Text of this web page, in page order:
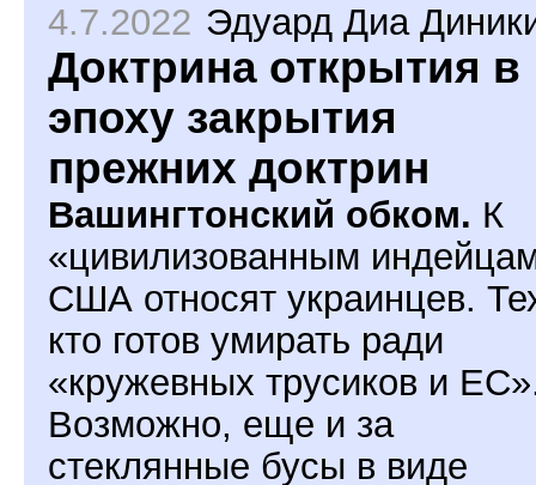
4.7.2022 Эдуард Диа
Доктрина открытия в
эпоху закрытия
прежних доктрин
Вашингтонский обком. К
«цивилизованным
США относят украинцев.
кто готов умирать ради
«кружевных трусиков и
Возможно, еще и за
стеклянные бусы в виде